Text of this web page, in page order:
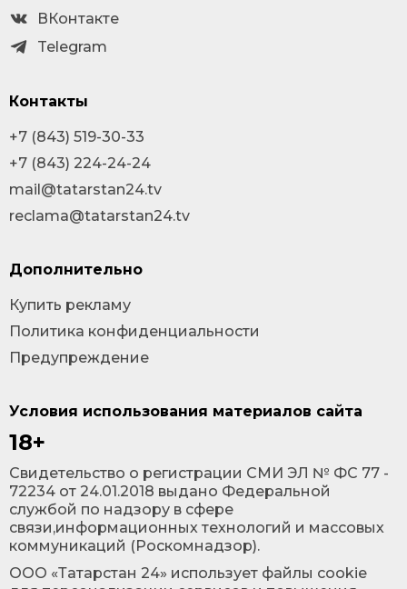
Условия использования материалов сайта
18+
Cвидетельство о регистрации СМИ ЭЛ № ФС 77 -
72234 от 24.01.2018 выдано Федеральной
службой по надзору в сфере
связи,информационных технологий и массовых
коммуникаций (Роскомнадзор).
ООО «Татарстан 24» использует файлы cookie
ВКонтакте
Telegram
Контакты
+7 (843) 519-30-33
+7 (843) 224-24-24
mail@tatarstan24.tv
reclama@tatarstan24.tv
Дополнительно
Купить рекламу
Политика конфиденциальности
Предупреждение